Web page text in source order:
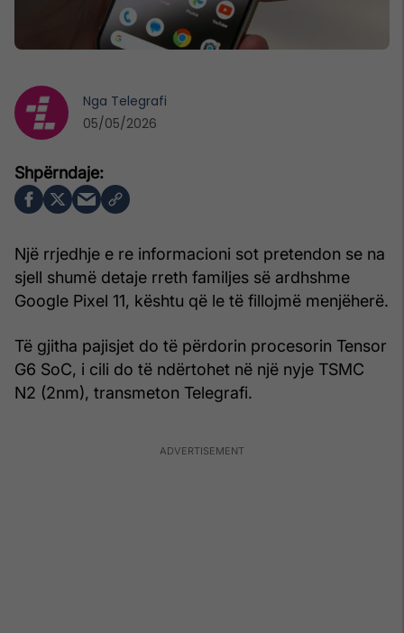
Një rrjedhje e re informacioni sot pretendon se na
sjell shumë detaje rreth familjes së ardhshme
Google Pixel 11, kështu që le të fillojmë menjëherë.
Të gjitha pajisjet do të përdorin procesorin Tensor
G6 SoC, i cili do të ndërtohet në një nyje TSMC
N2 (2nm), transmeton Telegrafi.
Nga Telegrafi
05/05/2026